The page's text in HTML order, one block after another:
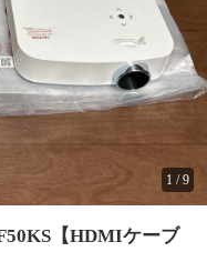
1 /9
【HDMIケーブ